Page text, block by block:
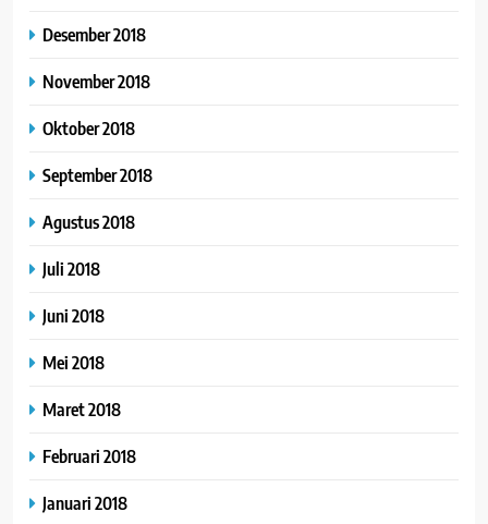
Desember 2018
November 2018
Oktober 2018
September 2018
Agustus 2018
Juli 2018
Juni 2018
Mei 2018
Maret 2018
Februari 2018
Januari 2018